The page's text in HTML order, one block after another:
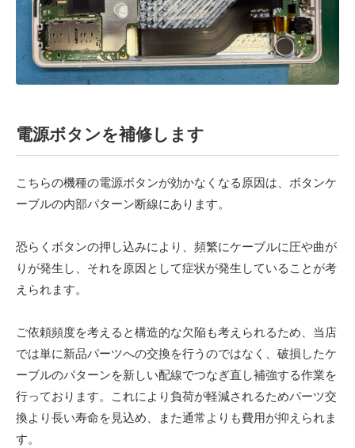
電源ボタンを補修します
こちらの機種の電源ボタンが効かなくなる原因は、ボタンケ
ーブルの内部パターン断線にあります。
恐らくボタンの押し込みにより、頻繁にケーブルに圧や曲が
りが発生し、それを原因として症状が発生していることが考
えられます。
ご依頼頻度を考えると構造的な欠陥も考えられるため、当店
では単に新品パーツへの交換を行うのではなく、破損したケ
ーブルのパターンを新しい配線でつなぎ直し補強する作業を
行っております。これにより負荷が軽減されるためパーツ交
換より長い寿命を見込め、また通常よりも費用が抑えられま
す。